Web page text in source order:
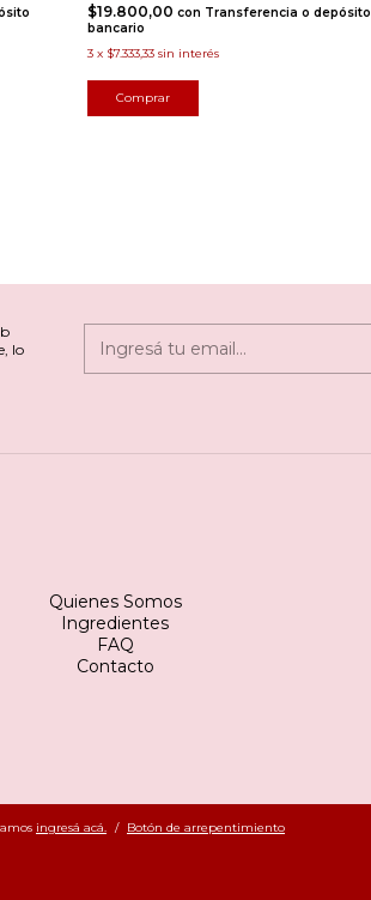
$19.800,00 con Transferencia o depósito
bancario
3 x $7.333,33 sin interés
lo
Quienes Somos
Ingredientes
FAQ
Contacto
ingresá acá. / Botón de arrepentimiento